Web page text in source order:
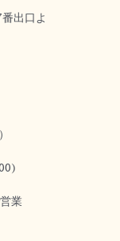
出口よ
業